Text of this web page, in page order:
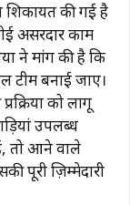
की गई है
असरदार काम
ने मांग की है कि
टीम बनाई जाए।
को लागू
उपलब्ध
तो आने वाले
पूरी ज़िम्मेदारी